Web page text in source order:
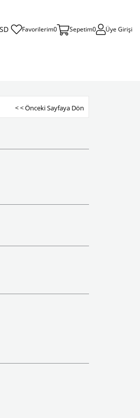
Favorilerim0 Sepetim0 Üye Girişi
< < Önceki Sayfaya Dön